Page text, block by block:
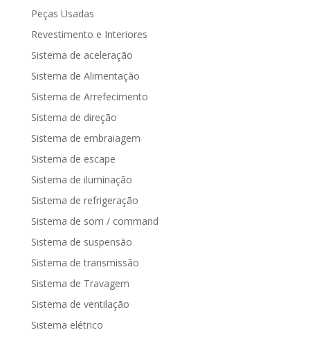
Peças Usadas
Revestimento e Interiores
Sistema de aceleração
Sistema de Alimentação
Sistema de Arrefecimento
Sistema de direção
Sistema de embraiagem
Sistema de escape
Sistema de iluminação
Sistema de refrigeração
Sistema de som / command
Sistema de suspensão
Sistema de transmissão
Sistema de Travagem
Sistema de ventilação
Sistema elétrico